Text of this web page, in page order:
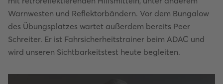
Warnwesten und Reflektorbändern. Vor dem Bungalow
des Übungsplatzes wartet außerdem bereits Peer
Schreiter. Er ist Fahrsicherheitstrainer beim ADAC und
wird unseren Sichtbarkeitstest heute begleiten.